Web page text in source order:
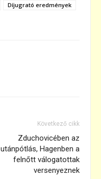
Díjugrató eredmények
Következő cikk
Zduchovicében az
utánpótlás, Hagenben a
felnőtt válogatottak
versenyeznek